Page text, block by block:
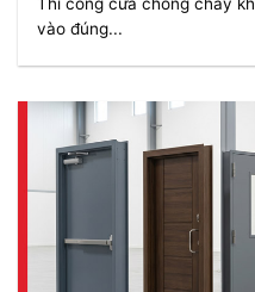
vào đúng...